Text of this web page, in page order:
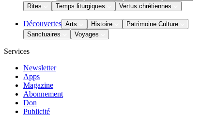
Rites
Temps liturgiques Vertus chrétiennes
Découvertes Arts Histoire
Patrimoine Culture
Sanctuaires
Voyages
Services
Newsletter
Apps
Magazine
Abonnement
Don
Publicité